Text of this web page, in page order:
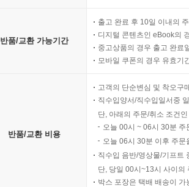
반품/교환 가능기간
출고 완료 후 10일 이내의
디지털 콘텐츠인 eBook의
중고상품의 경우 출고 완료
모바일 쿠폰의 경우 유효기
반품/교환 비용
고객의 단순변심 및 착오구
직수입양서/직수입일서중
단, 아래의 주문/취소 조건
오늘 00시 ~ 06시 30분
오늘 06시 30분 이후 주
직수입 음반/영상물/기프트
단, 당일 00시~13시 사이의
박스 포장은 택배 배송이